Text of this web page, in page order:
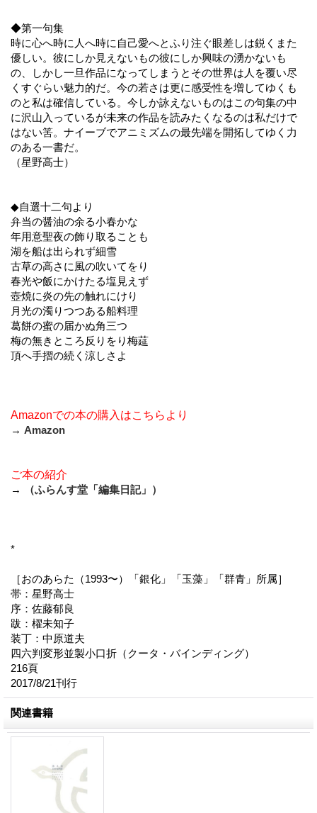
◆第一句集
時に心へ時に人へ時に自己愛へとふり注ぐ眼差しは鋭くまた
優しい。彼にしか見えないもの彼にしか興味の湧かないも
の、しかし一旦作品になってしまうとその世界は人を覆い尽
くすぐらい魅力的だ。今の若さは更に感受性を増してゆくも
のと私は確信している。今しか詠えないものはこの句集の中
に沢山入っているが未来の作品を読みたくなるのは私だけで
はない筈。ナイーブでアニミズムの最先端を開拓してゆく力
のある一書だ。
（星野高士）
◆自選十二句より
弁当の醤油の余る小春かな
年用意聖夜の飾り取ることも
湖を船は出られず細雪
古草の高さに風の吹いてをり
春光や飯にかけたる塩見えず
壺焼に炎の先の触れにけり
月光の濁りつつある船料理
葛餅の蜜の届かぬ角三つ
梅の無きところ反りをり梅莚
頂へ手摺の続く涼しさよ
Amazonでの本の購入はこちらより
→ Amazon
ご本の紹介
→
（ふらんす堂「編集日記」）
*
［おのあらた（1993〜）「銀化」「玉藻」「群青」所属］
帯：星野高士
序：佐藤郁良
跋：櫂未知子
装丁：中原道夫
四六判変形並製小口折（クータ・バインディング）
216頁
2017/8/21刊行
関連書籍